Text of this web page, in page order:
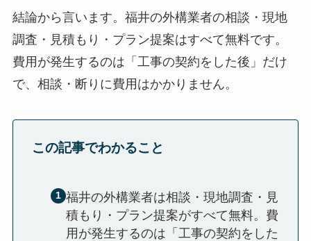
結論から言います。福井の外構業者の相談・現地
調査・見積もり・プラン提案はすべて無料です。
費用が発生するのは「工事の契約をした後」だけ
で、相談・断りに費用はかかりません。
この記事でわかること
福井の外構業者は相談・現地調査・見
積もり・プラン提案がすべて無料。費
用が発生するのは「工事の契約をした